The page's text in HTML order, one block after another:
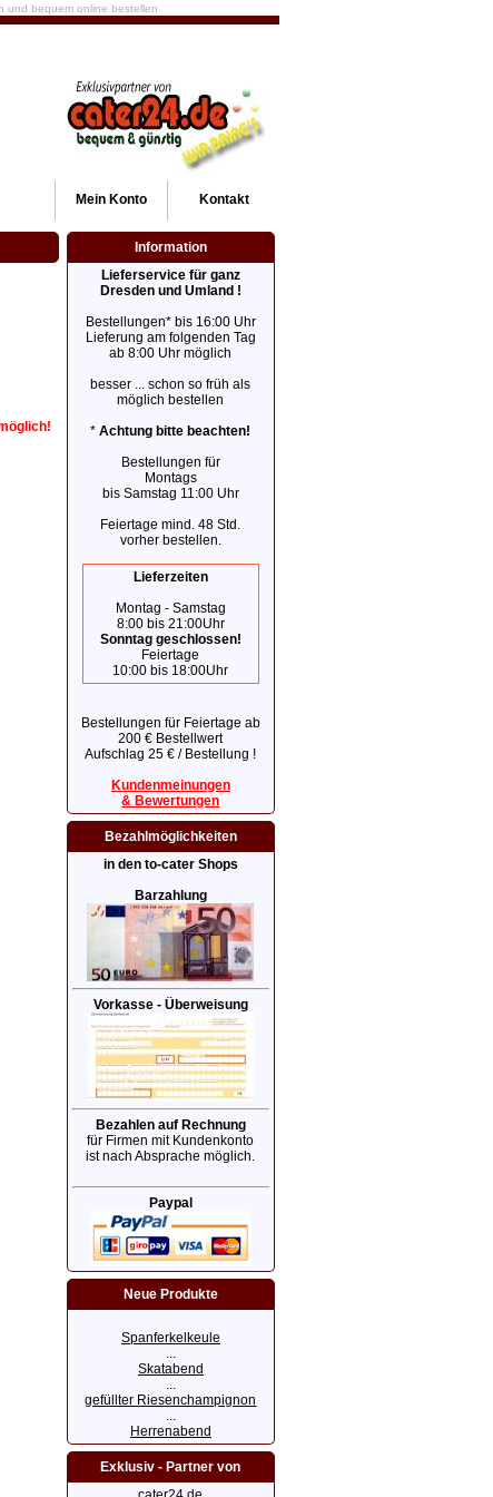
und bequem online bestellen
Kontakt
Mein Konto
Information
Lieferservice für ganz
Dresden und Umland !
Bestellungen* bis 16:00 Uhr
Lieferung am folgenden Tag
ab 8:00 Uhr möglich
besser ... schon so früh als
möglich bestellen
*Achtung bitte beachten!
Bestellungen für
Montags
bis Samstag 11:00 Uhr
Feiertage mind. 48 Std.
vorher bestellen.
Lieferzeiten
Montag - Samstag
8:00 bis 21:00Uhr
Sonntag geschlossen!
Feiertage
10:00 bis 18:00Uhr
Bestellungen für Feiertage ab
200 € Bestellwert
Aufschlag 25 € / Bestellung !
Kundenmeinungen
& Bewertungen
Bezahlmöglichkeiten
in den to-cater Shops
Barzahlung
Vorkasse - Überweisung
Bezahlen auf Rechnung
für Firmen mit Kundenkonto
ist nach Absprache möglich.
Paypal
Neue Produkte
Spanferkelkeule
...
Skatabend
...
gefüllter Riesenchampignon
...
Herrenabend
Exklusiv - Partner von